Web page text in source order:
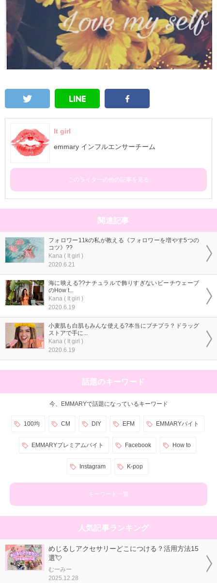
It girl
emmary インフルエンサーチーム
このライターの他の記事を見る
関連記事
フォロワー11kの私が教える《フォロワーを増やす5つの
コツ》??
Kana ( It girl )
2020.6.21
海に映える??ナチュラルで飾りすぎないビーチウェーブ
のHow t...
Kana ( It girl )
2020.6.19
小麦肌も白肌もみんな使える?本当にプチプラ？ドラッグ
ストアで手に...
Kana ( It girl )
2020.6.19
話題のキーワード
今、EMMARYで話題になっているキーワード
100均 CM DIY EFM EMMARYバイト
EMMARYプレミアムバイト Facebook How to
Instagram K-pop
キーワード一覧
人気記事ランキング
めじるしアクセサリーどこにつける？活用方法15
選💘
むーみー
2025.12.28